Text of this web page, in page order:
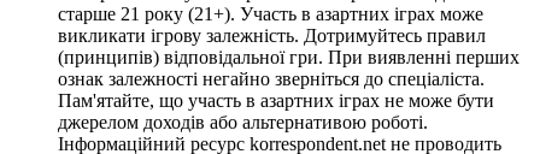
старше 21 року (21+). Участь в азартних іграх може
викликати ігрову залежність. Дотримуйтесь правил
(принципів) відповідальної гри. При виявленні перших
ознак залежності негайно зверніться до спеціаліста.
Пам'ятайте, що участь в азартних іграх не може бути
джерелом доходів або альтернативою роботі.
Інформаційний ресурс korrespondent.net не проводить